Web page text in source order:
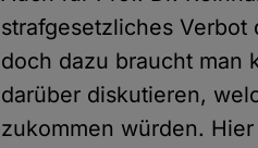
strafgesetzliches
doch dazu braucht man
darüber diskutieren,
zukommen würden.